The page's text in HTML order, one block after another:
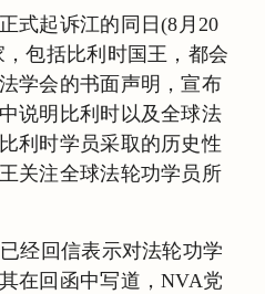
式起诉江的同日(8月20
包括比利时国王，都会
学会的书面声明，宣布
说明比利时以及全球法
利时学员采取的历史性
关注全球法轮功学员所
经回信表示对法轮功学
在回函中写道，NVA党